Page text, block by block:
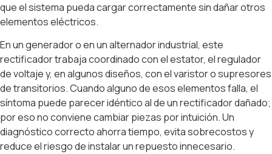
que el sistema pueda cargar correctamente sin dañar otros
elementos eléctricos.
En un generador o en un alternador industrial, este
rectificador trabaja coordinado con el estator, el regulador
de voltaje y, en algunos diseños, con el varistor o supresores
de transitorios. Cuando alguno de esos elementos falla, el
síntoma puede parecer idéntico al de un rectificador dañado;
por eso no conviene cambiar piezas por intuición. Un
diagnóstico correcto ahorra tiempo, evita sobrecostos y
reduce el riesgo de instalar un repuesto innecesario.